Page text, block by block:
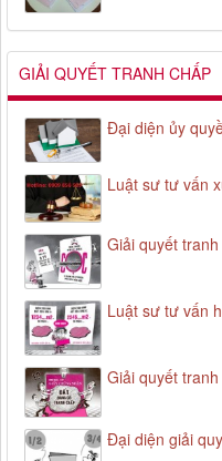
GIẢI QUYẾT TRANH CHẤP
Đại diện ủy
Luật sư tư vấn
Giải quyết
Luật sư tư vấn
Giải quyết
Đại diện giải